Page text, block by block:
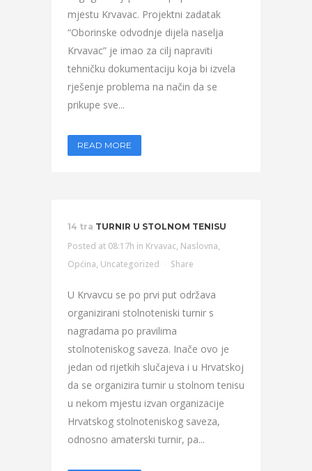
mjestu Krvavac. Projektni zadatak
“Oborinske odvodnje dijela naselja
Krvavac” je imao za cilj napraviti
tehničku dokumentaciju koja bi izvela
rješenje problema na način da se
prikupe sve...
READ MORE
14 tra TURNIR U STOLNOM TENISU
Posted at 08:17h in Krvavac, Naslovna,
Općina, Uncategorized Share
U Krvavcu se po prvi put održava
organizirani stolnoteniski turnir s
nagradama po pravilima
stolnoteniskog saveza. Inače ovo je
jedan od rijetkih slučajeva i u Hrvatskoj
da se organizira turnir u stolnom tenisu
u nekom mjestu izvan organizacije
Hrvatskog stolnoteniskog saveza,
odnosno amaterski turnir, pa...